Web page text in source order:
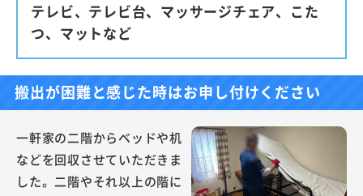
テレビ、テレビ台、マッサージチェア、こた
つ、マットなど
搬出が困難と感じた時はお申し付けください
一軒家の二階からベッドや机
などを回収させていただきま
した。二階やそれ以上の階に